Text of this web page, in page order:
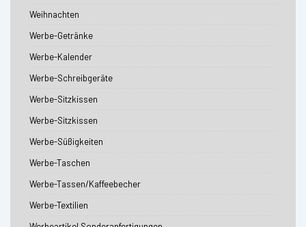
Weihnachten
Werbe-Getränke
Werbe-Kalender
Werbe-Schreibgeräte
Werbe-Sitzkissen
Werbe-Sitzkissen
Werbe-Süßigkeiten
Werbe-Taschen
Werbe-Tassen/Kaffeebecher
Werbe-Textilien